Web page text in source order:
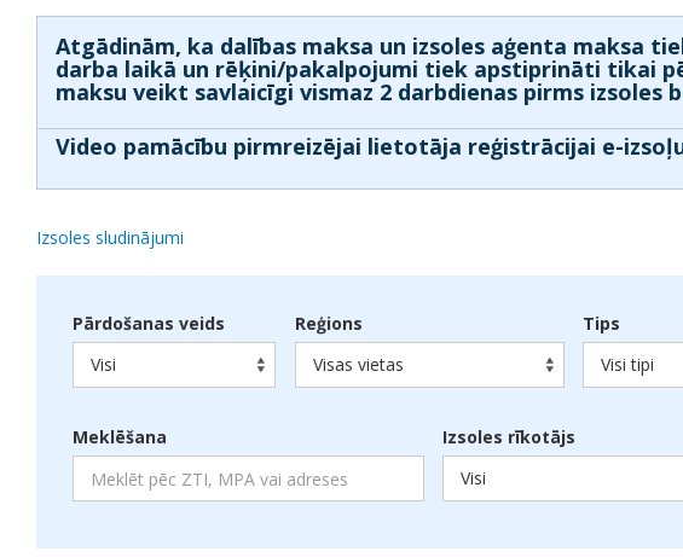
Atgādinām, ka dalības maksa un izsoles aģenta maksa
darba laikā un rēķini/pakalpojumi tiek apstiprināti tikai
maksu veikt savlaicīgi vismaz 2 darbdienas pirms izsoles
Video pamācību pirmreizējai lietotāja reģistrācijai e-
Izsoles sludinājumi
Pārdošanas veids
Visi
Reģions
Visas vietas
Tips
Visi tipi
Meklēšana
Izsoles rīkotājs
Visi